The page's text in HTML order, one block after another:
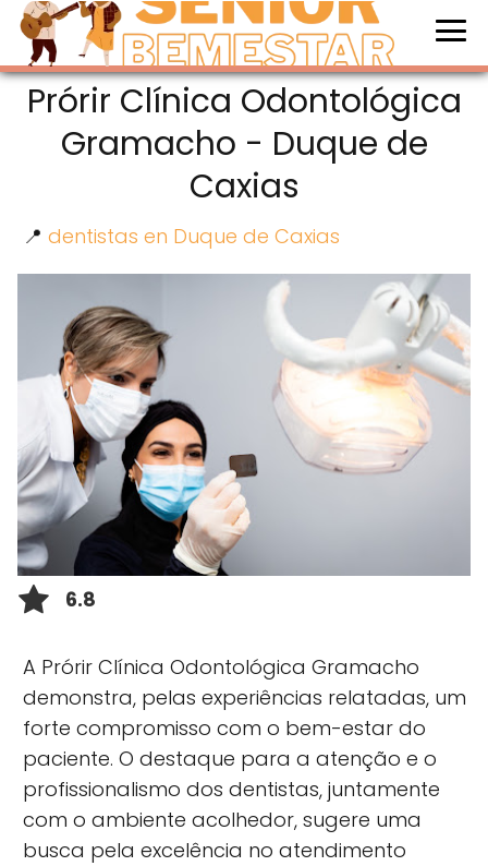
Prórir Clínica Odontológica
Gramacho - Duque de
Caxias
📍 dentistas en Duque de Caxias
6.8
A Prórir Clínica Odontológica Gramacho
demonstra, pelas experiências relatadas, um
forte compromisso com o bem-estar do
paciente. O destaque para a atenção e o
profissionalismo dos dentistas, juntamente
com o ambiente acolhedor, sugere uma
busca pela excelência no atendimento